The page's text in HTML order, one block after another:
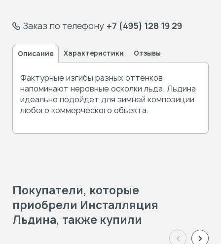
Заказ по телефону +7 (495) 128 19 29
Описание Характеристики Отзывы
Фактурные изгибы разных оттенков
напоминают неровные осколки льда. Льдина
идеально подойдет для зимней композиции
любого коммерческого объекта.
Покупатели, которые
приобрели Инсталляция
Льдина, также купили